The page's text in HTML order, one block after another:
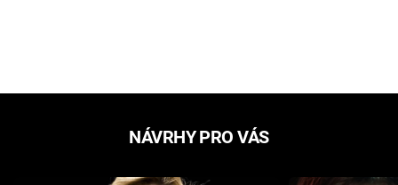
NÁVRHY PRO VÁS